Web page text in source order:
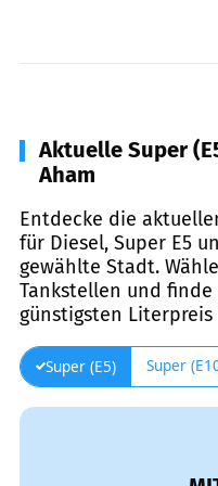
Aktuelle Super
Aham
Entdecke die
für Diesel, Super E5
gewählte Stadt.
Tankstellen und
günstigsten
Super (E5) Super